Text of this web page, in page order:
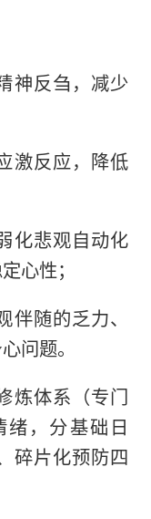
神反刍，减少
激反应，降低
化悲观自动化
心性；
随的乏力、
问题。
炼体系（专门
，分基础日
碎片化预防四